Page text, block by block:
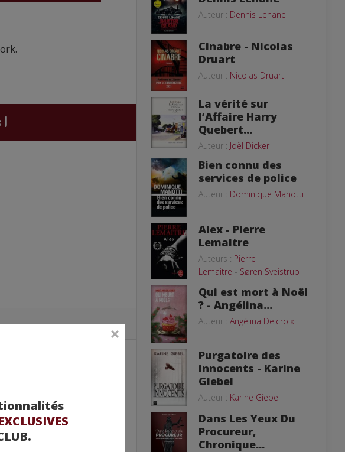
!
Auteur : Dennis Lehane
Cinabre - Nicolas
Druart
Auteur : Nicolas Druart
La vérité sur
l’Affaire Harry
Quebert...
Auteur : Joël Dicker
Bien connu des
services de police
Auteur : Dominique Manotti
Alex - Pierre
Lemaitre
Auteurs : Pierre
Lemaitre - Søren Sveistrup
Qui est mort à Noël
? - Angélina...
Auteur : Angélina Delcroix
Purgatoire des
innocents - Karine
Giebel
Auteur : Karine Giebel
Dans Les Yeux Du
Procureur,
Chronique...